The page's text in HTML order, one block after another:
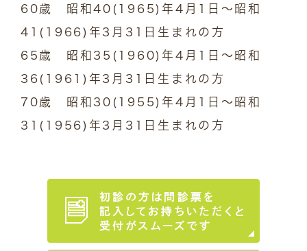
60歳 昭和40(1965)年4月1日～昭和
41(1966)年3月31日生まれの方
65歳 昭和35(1960)年4月1日～昭和
36(1961)年3月31日生まれの方
70歳 昭和30(1955)年4月1日～昭和
31(1956)年3月31日生まれの方